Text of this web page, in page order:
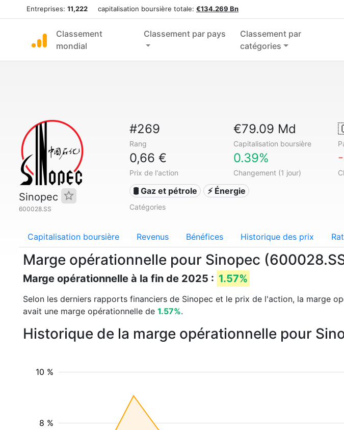
Entreprises: 11,222 capitalisation boursière totale: €134.269 Bn
Classement
mondial
Classement par pays
Classement par
catégories
Sinopec
600028.SS
#269
Rang
€79.09 Md
Capitalisation boursière
0,66 €
Prix de l'action
0.39%
Changement (1 jour)
🛢 Gaz et pétrole ⚡ Énergie
Catégories
Capitalisation boursière Revenus Bénéfices Historique des prix
Marge opérationnelle pour Sinopec
Marge opérationnelle à la fin de 2025 : 1.57%
Selon les derniers rapports financiers de Sinopec et le prix de l'action, la marge
avait une marge opérationnelle de 1.57%.
Historique de la marge opérationnelle pour
8 %
10 %